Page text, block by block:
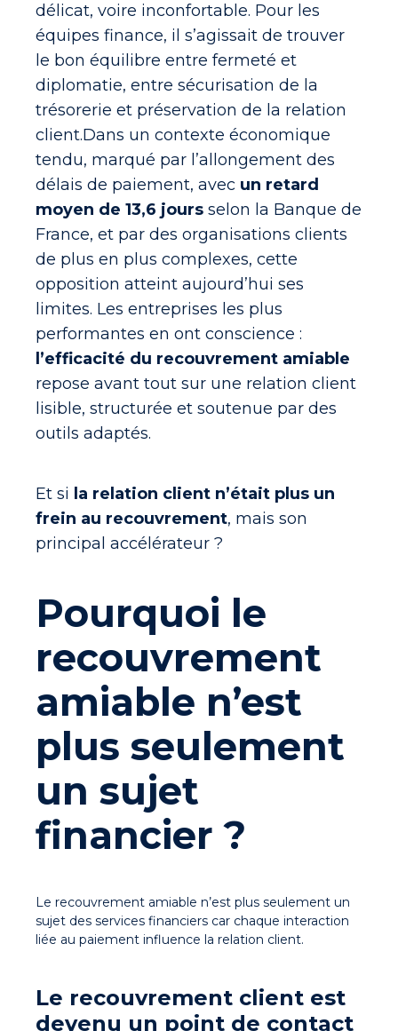
délicat, voire inconfortable. Pour les
équipes finance, il s’agissait de trouver
le bon équilibre entre fermeté et
diplomatie, entre sécurisation de la
trésorerie et préservation de la relation
client.Dans un contexte économique
tendu, marqué par l’allongement des
délais de paiement, avec un retard
moyen de 13,6 jours selon la Banque de
France, et par des organisations clients
de plus en plus complexes, cette
opposition atteint aujourd’hui ses
limites. Les entreprises les plus
performantes en ont conscience :
l’efficacité du recouvrement amiable
repose avant tout sur une relation client
lisible, structurée et soutenue par des
outils adaptés.
Et si la relation client n’était plus un
frein au recouvrement, mais son
principal accélérateur ?
Pourquoi le
recouvrement
amiable n’est
plus seulement
un sujet
financier ?
Le recouvrement amiable n’est plus seulement un
sujet des services financiers car chaque interaction
liée au paiement influence la relation client.
Le recouvrement client est
devenu un point de contact